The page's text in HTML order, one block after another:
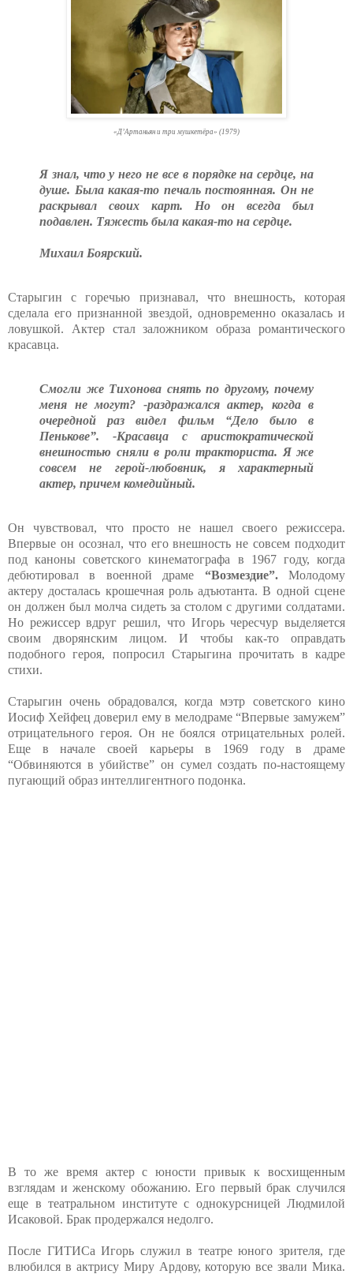
«Д’Артаньян и три мушкетёра» (1979)
Я знал, что у него не все в порядке на сердце, на
душе. Была какая-то печаль постоянная. Он не
раскрывал своих карт. Но он всегда был
подавлен. Тяжесть была какая-то на сердце.
Михаил Боярский.
Старыгин с горечью признавал, что внешность, которая
сделала его признанной звездой, одновременно оказалась и
ловушкой. Актер стал заложником образа романтического
красавца.
Смогли же Тихонова снять по другому, почему
меня не могут? -раздражался актер, когда в
очередной раз видел фильм “Дело было в
Пенькове”. -Красавца с аристократической
внешностью сняли в роли тракториста. Я же
совсем не герой-любовник, я характерный
актер, причем комедийный.
Он чувствовал, что просто не нашел своего режиссера.
Впервые он осознал, что его внешность не совсем подходит
под каноны советского кинематографа в 1967 году, когда
дебютировал в военной драме “Возмездие”.Молодому
актеру досталась крошечная роль адъютанта. В одной сцене
он должен был молча сидеть за столом с другими солдатами.
Но режиссер вдруг решил, что Игорь чересчур выделяется
своим дворянским лицом. И чтобы как-то оправдать
подобного героя, попросил Старыгина прочитать в кадре
стихи.
Старыгин очень обрадовался, когда мэтр советского кино
Иосиф Хейфец доверил ему в мелодраме “Впервые замужем”
отрицательного героя. Он не боялся отрицательных ролей.
Еще в начале своей карьеры в 1969 году в драме
“Обвиняются в убийстве” он сумел создать по-настоящему
пугающий образ интеллигентного подонка.
В то же время актер с юности привык к восхищенным
взглядам и женскому обожанию. Его первый брак случился
еще в театральном институте с однокурсницей Людмилой
Исаковой. Брак продержался недолго.
После ГИТИСа Игорь служил в театре юного зрителя, где
влюбился в актрису Миру Ардову, которую все звали Мика.